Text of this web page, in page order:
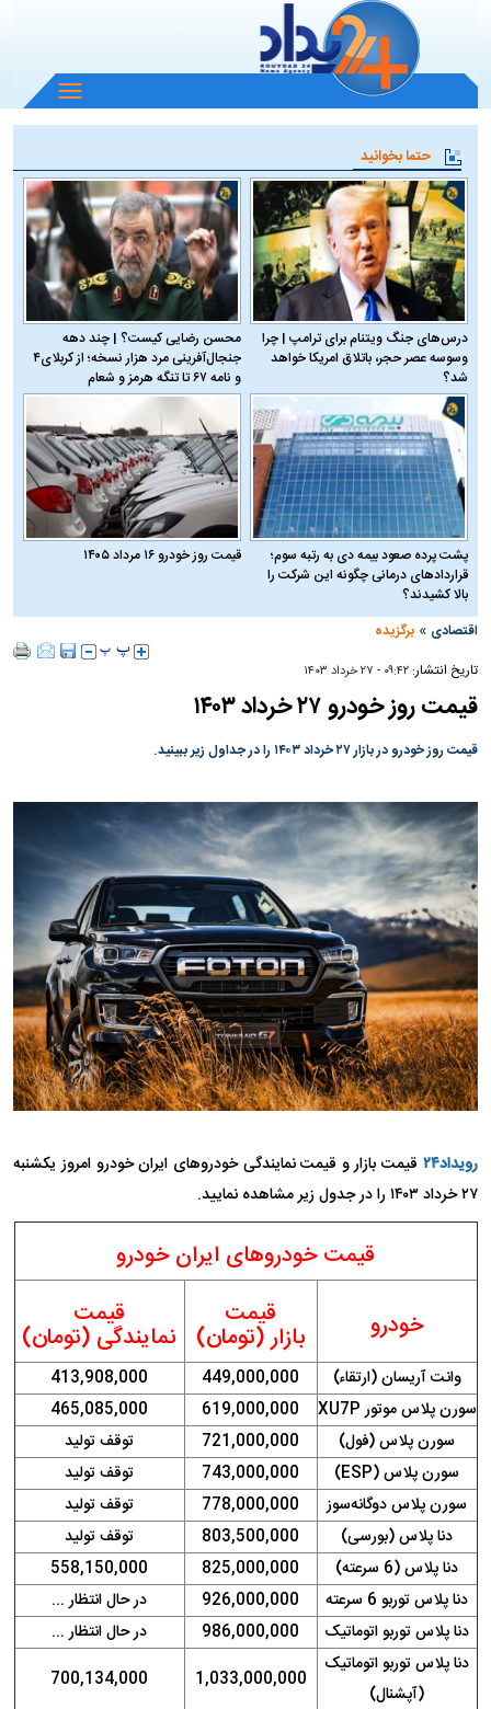
باز
و
منو
حتما بخوانید
درس‌های جنگ ویتنام برای ترامپ | چرا
وسوسه عصر حجر، باتلاق امریکا خواهد
شد؟
محسن رضایی کیست؟ | چند دهه
جنجال‌آفرینی مرد هزار نسخه؛ از کربلای۴
و نامه ۶۷ تا تنگه هرمز و شعام
پشت پرده صعود بیمه دی به رتبه سوم؛
قراردادهای درمانی چگونه این شرکت را
بالا کشیدند؟
قیمت روز خودرو ۱۶ مرداد ۱۴۰۵
اقتصادی »برگزیده
تاریخ انتشار:۰۹:۴۲ - ۲۷ خرداد ۱۴۰۳
قیمت روز خودرو ۲۷ خرداد ۱۴۰۳
قیمت روز خودرو در بازار ۲۷ خرداد ۱۴۰۳ را در جداول زیر ببینید.
رویداد۲۴
قیمت بازار و قیمت نمایندگی خودرو‌های ایران خودرو امروز یکشنبه
۲۷ خرداد ۱۴۰۳ را در جدول زیر مشاهده نمایید.
قیمت خودروهای ایران خودرو
خودرو
قیمت
بازار (تومان)
قیمت
نمایندگی (تومان)
وانت آریسان (ارتقاء) 449,000,000
413,908,000
سورن پلاس موتور XU7P
619,000,000
465,085,000
سورن پلاس (فول)
721,000,000
توقف تولید
سورن پلاس (ESP)
743,000,000
توقف تولید
سورن پلاس دوگانه‌سوز
778,000,000
توقف تولید
دنا پلاس (بورسی)
803,500,000
توقف تولید
دنا پلاس (6 سرعته)
825,000,000
558,150,000
دنا پلاس توربو 6 سرعته
926,000,000
در حال انتظار ...
دنا پلاس توربو اتوماتیک
986,000,000
در حال انتظار ...
دنا پلاس توربو اتوماتیک
(آپشنال)
1,033,000,000
700,134,000